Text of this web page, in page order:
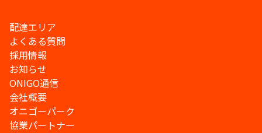
配達エリア
よくある質問
採用情報
お知らせ
ONIGO通信
会社概要
オニゴーパーク
協業パートナー